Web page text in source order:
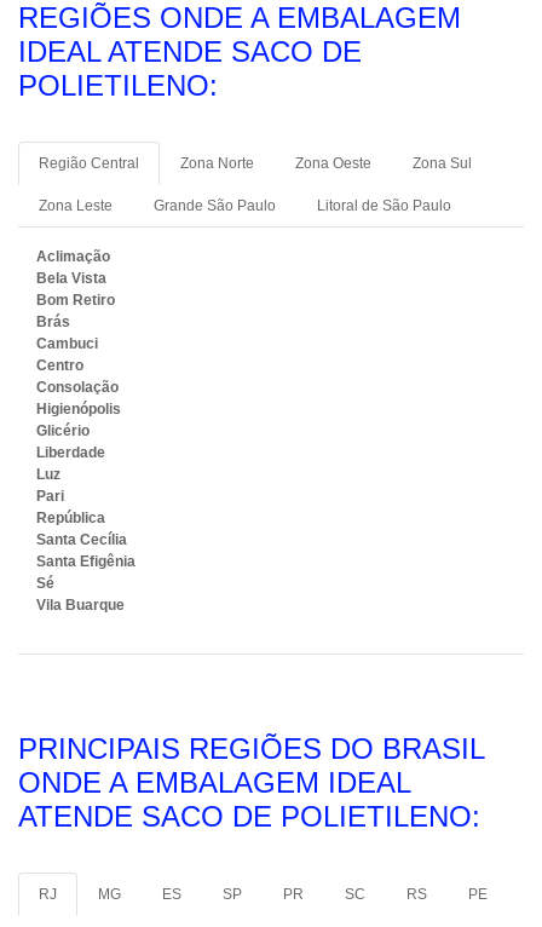
REGIÕES ONDE A EMBALAGEM
IDEAL ATENDE SACO DE
POLIETILENO:
Região Central Zona Norte Zona Oeste Zona Sul
Zona Leste Grande São Paulo Litoral de São Paulo
Aclimação
Bela Vista
Bom Retiro
Brás
Cambuci
Centro
Consolação
Higienópolis
Glicério
Liberdade
Luz
Pari
República
Santa Cecília
Santa Efigênia
Sé
Vila Buarque
PRINCIPAIS REGIÕES DO BRASIL
ONDE A EMBALAGEM IDEAL
ATENDE SACO DE POLIETILENO:
RJ MG ES SP PR SC RS PE